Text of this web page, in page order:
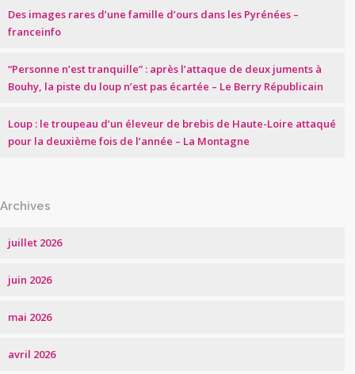
Des images rares d’une famille d’ours dans les Pyrénées –
franceinfo
“Personne n’est tranquille” : après l’attaque de deux juments à
Bouhy, la piste du loup n’est pas écartée – Le Berry Républicain
Loup : le troupeau d’un éleveur de brebis de Haute-Loire attaqué
pour la deuxième fois de l’année – La Montagne
Archives
juillet 2026
juin 2026
mai 2026
avril 2026